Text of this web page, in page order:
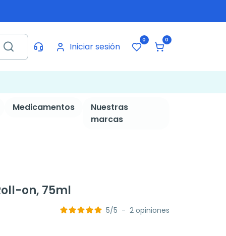
Iniciar sesión
0 0
Medicamentos
Nuestras
marcas
on, 75ml
5/5 - 2 opiniones